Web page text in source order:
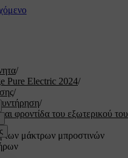
/
Pure Electric 2024/
/
/
φροντίδα του εξωτερικού του
των μάκτρων μπροστινών